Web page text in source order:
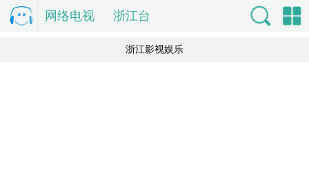
电
网络电视 浙江台
浙江影视娱乐